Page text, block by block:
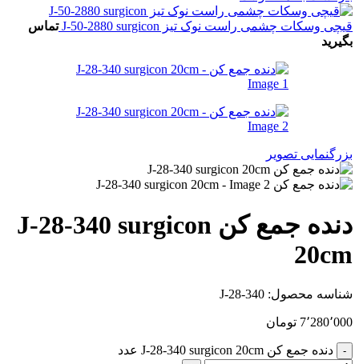
قیچی وسکات چشمی راست نوک تیز J-50-2880 surgicon
تماس
بگیرید
بزرگنمایی تصویر
دنده جمع کن J-28-340 surgicon
20cm
شناسه محصول: J-28-340
7٬280٬000 تومان
دنده جمع کن J-28-340 surgicon 20cm عدد